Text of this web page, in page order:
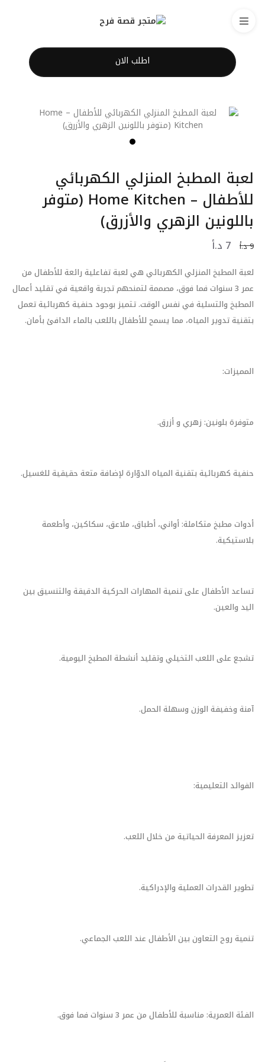
اطلب الان
لعبة المطبخ المنزلي الكهربائي
للأطفال – Home Kitchen (متوفر
باللونين الزهري والأزرق)
9د.أ 7 د.أ
لعبة المطبخ المنزلي الكهربائي هي لعبة تفاعلية رائعة للأطفال من
عمر 3 سنوات فما فوق، مصممة لتمنحهم تجربة واقعية في تقليد أعمال
المطبخ والتسلية في نفس الوقت. تتميز بوجود حنفية كهربائية تعمل
بتقنية تدوير المياه، مما يسمح للأطفال باللعب بالماء الدافئ بأمان.
المميزات:
متوفرة بلونين: زهري و أزرق.
حنفية كهربائية بتقنية المياه الدوّارة لإضافة متعة حقيقية للغسيل.
أدوات مطبخ متكاملة: أواني، أطباق، ملاعق، سكاكين، وأطعمة
بلاستيكية.
تساعد الأطفال على تنمية المهارات الحركية الدقيقة والتنسيق بين
اليد والعين.
تشجع على اللعب التخيلي وتقليد أنشطة المطبخ اليومية.
آمنة وخفيفة الوزن وسهلة الحمل.
الفوائد التعليمية:
تعزيز المعرفة الحياتية من خلال اللعب.
تطوير القدرات العملية والإدراكية.
تنمية روح التعاون بين الأطفال عند اللعب الجماعي.
الفئة العمرية: مناسبة للأطفال من عمر 3 سنوات فما فوق.